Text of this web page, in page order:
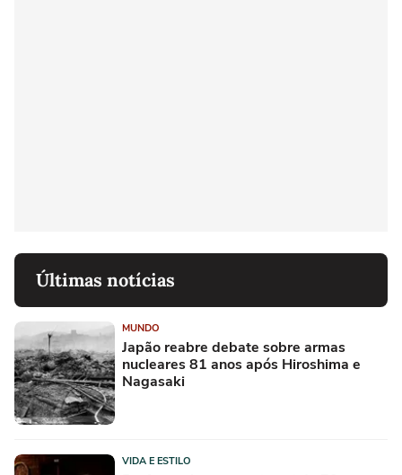
Últimas notícias
MUNDO
Japão reabre debate sobre armas
nucleares 81 anos após Hiroshima e
Nagasaki
VIDA E ESTILO